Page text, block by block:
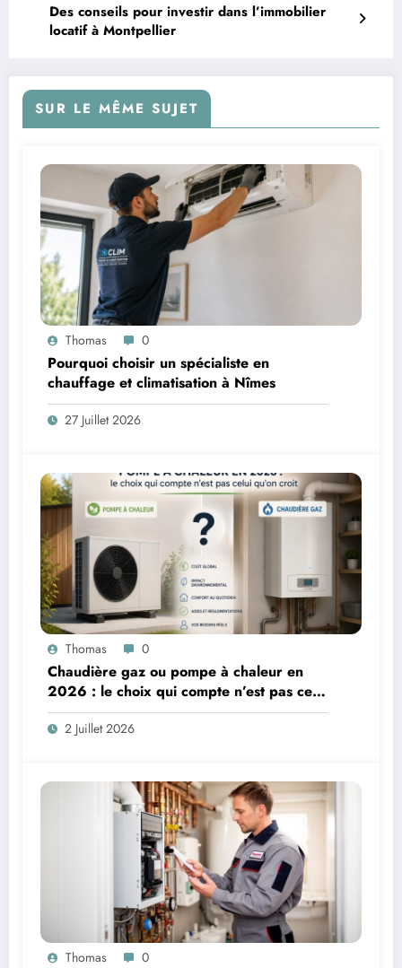
Des conseils pour investir dans l’immobilier
locatif à Montpellier
SUR LE MÊME SUJET
Thomas 0
Pourquoi choisir un spécialiste en
chauffage et climatisation à Nîmes
27 Juillet 2026
Thomas 0
Chaudière gaz ou pompe à chaleur en
2026 : le choix qui compte n’est pas celui
qu’on croit
2 Juillet 2026
Thomas 0